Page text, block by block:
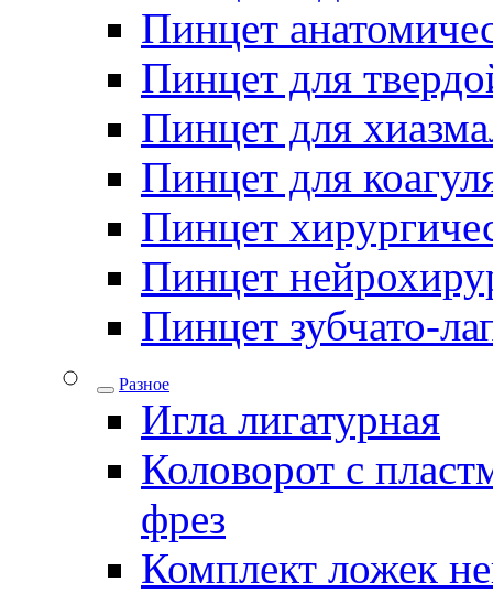
Пинцет
Пинцет для
Пинцет для
Пинцет для
Пинцет
Пинцет
Пинцет зубчато-
Разное
Игла лигатурная
Коловорот с
фрез
Комплект ложек